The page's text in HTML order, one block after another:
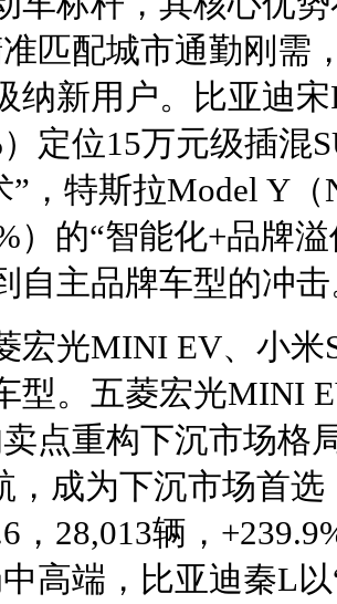
匹配城市通勤刚需
纳新用户。比亚迪宋
定位15万元级插混
，特斯拉Model Y（
）的“智能化+品牌
自主品牌车型的冲
宏光MINI EV、小
型。五菱宏光MINI
点重构下沉市场格
，成为下沉市场首
，28,013辆，
高端，比亚迪秦L